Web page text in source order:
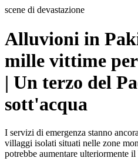
scene di devastazione
Alluvioni in
mille vittime
| Un terzo del
sott'acqua
I servizi di emergenza stanno
villaggi isolati situati nelle zone
potrebbe aumentare ulteriormente